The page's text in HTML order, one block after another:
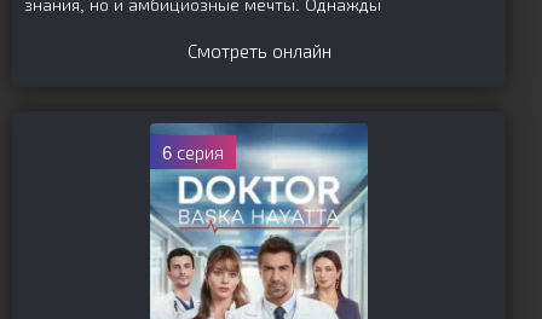
знания, но и амбициозные мечты. Однажды
Смотреть онлайн
6 серия